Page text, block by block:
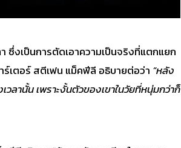
ซึ่งเป็นการตัดเอาความเป็นจริงที่แตกแยก
ร์เตอร์ สตีเฟน แม็คฟีลี อธิบายต่อว่า “หลัง
ลานั้น เพราะงั้นตัวของเขาในวัยที่หนุ่มกว่าก็